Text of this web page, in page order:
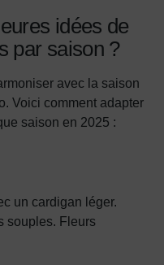
idées de
par saison ?
avec la saison
Voici comment adapter
saison en 2025 :
un cardigan léger.
souples. Fleurs